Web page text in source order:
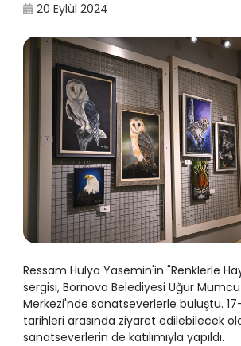
20 Eylül 2024
Ressam Hülya Yasemin'in "Renklerle
sergisi, Bornova Belediyesi Uğur
Merkezi'nde sanatseverlerle buluştu.
tarihleri arasında ziyaret edilebilecek
sanatseverlerin de katılımıyla yapıldı.